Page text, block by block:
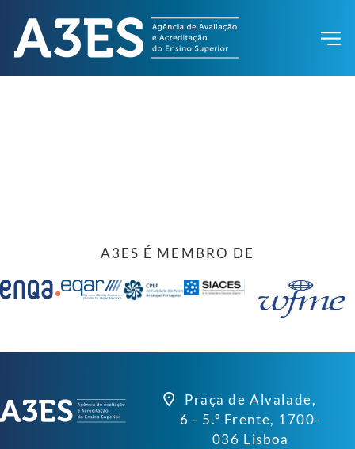
A3ES É MEMBRO DE
Praça de Alvalade,
6 - 5.º Frente, 1700-
036 Lisboa